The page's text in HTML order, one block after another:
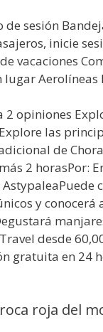
sesión
inicie
vacaciones
Aerolíneas
2 opiniones
las
de
2 horasPor:
y conocerá
desde
gratuita en 24
roja del